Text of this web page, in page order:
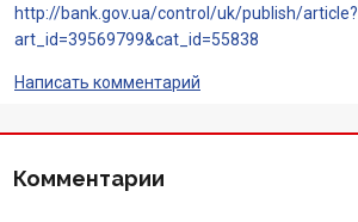
Счета для бизнеса
http://bank.gov.ua/control/uk/publish/article?
art_id=39569799&cat_id=55838
Написать комментарий
Комментарии